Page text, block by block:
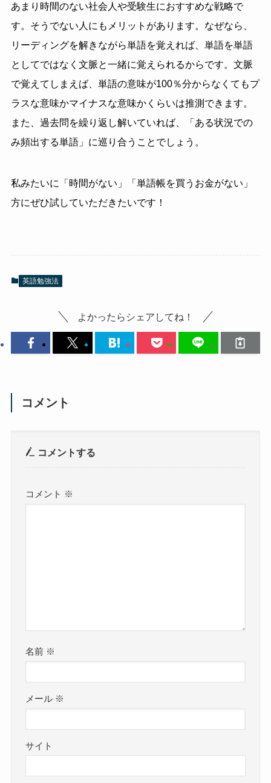
あまり時間のない社会人や受験生におすすめな戦略で
す。そうでない人にもメリットがあります。なぜなら、
リーディングを解きながら単語を覚えれば、単語を単語
としてではなく文脈と一緒に覚えられるからです。文脈
で覚えてしまえば、単語の意味が100％分からなくてもプ
ラスな意味かマイナスな意味かくらいは推測できます。
また、過去問を繰り返し解いていれば、「ある状況での
み頻出する単語」に巡り合うことでしょう。
私みたいに「時間がない」「単語帳を買うお金がない」
方にぜひ試していただきたいです！
英語勉強法
よかったらシェアしてね！
コメント
コメントする
コメント ※
名前 ※
メール ※
サイト